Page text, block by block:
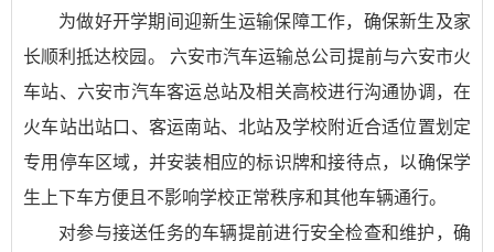
为做好开学期间迎新生运输保障工作，确保新生及家
长顺利抵达校园。 六安市汽车运输总公司提前与六安市火
车站、六安市汽车客运总站及相关高校进行沟通协调，在
火车站出站口、客运南站、北站及学校附近合适位置划定
专用停车区域，并安装相应的标识牌和接待点，以确保学
生上下车方便且不影响学校正常秩序和其他车辆通行‌。
对参与接送任务的车辆提前进行安全检查和维护，确